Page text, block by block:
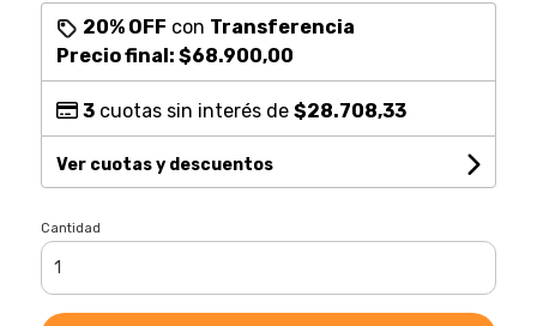
20% OFF con Transferencia
Precio final: $68.900,00
3cuotas sin interés de $28.708,33
Ver cuotas y descuentos
Cantidad